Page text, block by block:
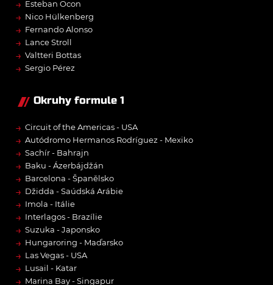
→ Esteban Ocon
→ Nico Hülkenberg
→ Fernando Alonso
→ Lance Stroll
→ Valtteri Bottas
→ Sergio Pérez
Okruhy formule 1
→ Circuit of the Americas - USA
→ Autódromo Hermanos Rodríguez - Mexiko
→ Sachír - Bahrajn
→ Baku - Ázerbájdžán
→ Barcelona - Španělsko
→ Džidda - Saúdská Arábie
→ Imola - Itálie
→ Interlagos - Brazílie
→ Suzuka - Japonsko
→ Hungaroring - Maďarsko
→ Las Vegas - USA
→ Lusail - Katar
→ Marina Bay - Singapur